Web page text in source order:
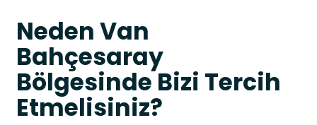
Neden Van
Bahçesaray
Bölgesinde Bizi Tercih
Etmelisiniz?